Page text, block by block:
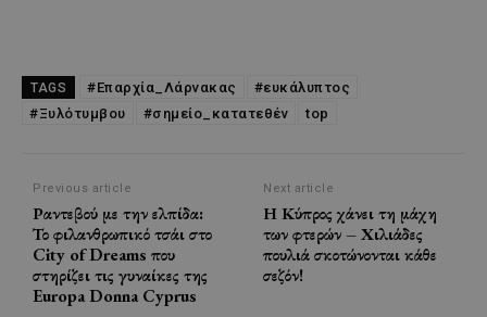
TAGS #Επαρχία_Λάρνακας
#ευκάλυπτος
#Ξυλότυμβου
#σημείο_κατατεθέν top
Previous article
Ραντεβού με την ελπίδα:
Το φιλανθρωπικό τσάι στο
City of Dreams που
στηρίζει τις γυναίκες της
Europa Donna Cyprus
Next article
Η Κύπρος χάνει τη μάχη
των φτερών – Χιλιάδες
πουλιά σκοτώνονται κάθε
σεζόν!